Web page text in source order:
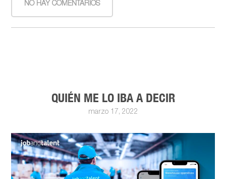
NO HAY COMENTARIOS
QUIÉN ME LO IBA A DECIR
marzo 17, 2022